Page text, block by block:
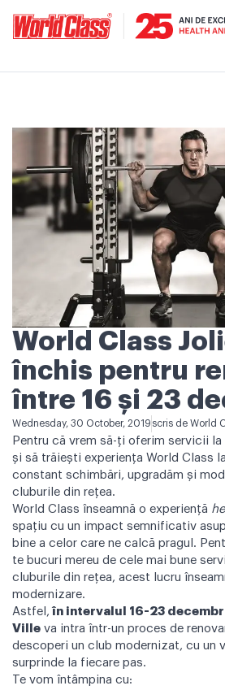
World Class
închis pentru
între 16 și 23
Wednesday, 30 October, 2019 scris de World
Pentru că vrem să-ți oferim servicii
și să trăiești experiența World Class
constant schimbări, upgradăm și
cluburile din rețea.
World Class înseamnă o experiență
spațiu cu un impact semnificativ
bine a celor care ne calcă pragul.
te bucuri mereu de cele mai bune
cluburile din rețea, acest lucru
modernizare.
Astfel, în intervalul 16-23
Ville va intra într-un proces de
descoperi un club modernizat, cu un
surprinde la fiecare pas.
Te vom întâmpina cu: